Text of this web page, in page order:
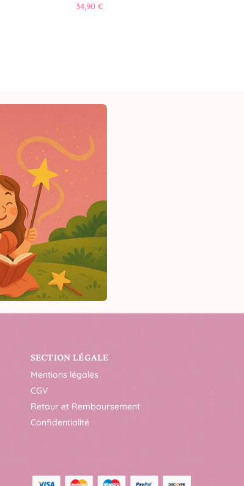
34,90 €
SECTION LÉGALE
Mentions légales
CGV
Retour et Remboursement
Confidentialité